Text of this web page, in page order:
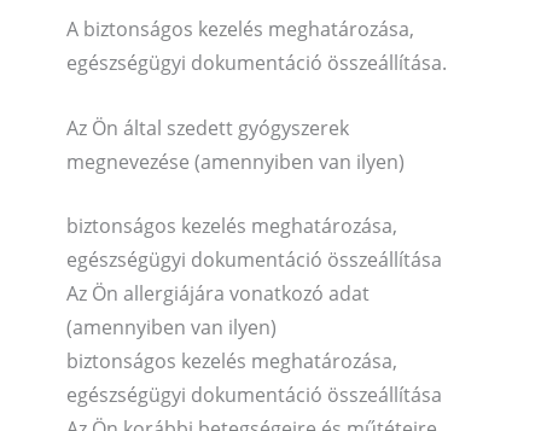
A biztonságos kezelés meghatározása,
egészségügyi dokumentáció összeállítása.
Az Ön által szedett gyógyszerek
megnevezése (amennyiben van ilyen)
biztonságos kezelés meghatározása,
egészségügyi dokumentáció összeállítása
Az Ön allergiájára vonatkozó adat
(amennyiben van ilyen)
biztonságos kezelés meghatározása,
egészségügyi dokumentáció összeállítása